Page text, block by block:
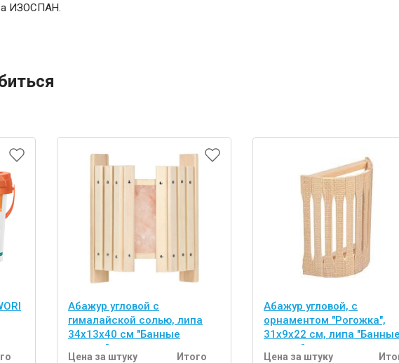
ИЗОСПАН.
Абажур угловой с
гималайской солью, липа
34х13х40 см "Банные
штучки"
Цена за штуку Итого
Абажур угловой, с
орнаментом "Рогожка",
31х9х22 см, липа "Банные
штучки"
Цена за штуку